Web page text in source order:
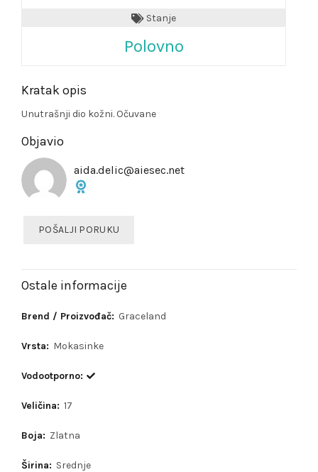
Stanje
Polovno
Kratak opis
Unutrašnji dio kožni. Očuvane
Objavio
aida.delic@aiesec.net
POŠALJI PORUKU
Ostale informacije
Brend / Proizvođač: Graceland
Vrsta: Mokasinke
Vodootporno:
Veličina: 17
Boja: Zlatna
Širina: Srednje